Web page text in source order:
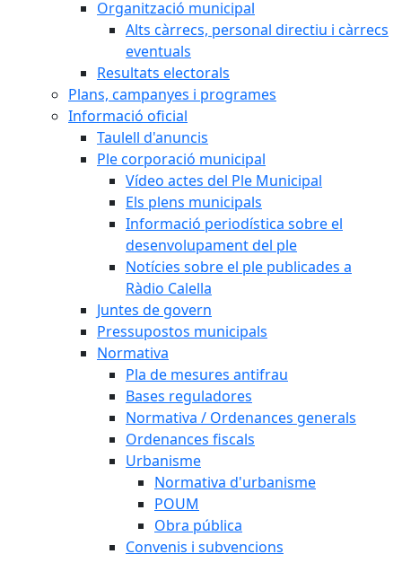
Organització municipal
Alts càrrecs, personal directiu i càrrecs
eventuals
Resultats electorals
Plans, campanyes i programes
Informació oficial
Taulell d'anuncis
Ple corporació municipal
Vídeo actes del Ple Municipal
Els plens municipals
Informació periodística sobre el
desenvolupament del ple
Notícies sobre el ple publicades a
Ràdio Calella
Juntes de govern
Pressupostos municipals
Normativa
Pla de mesures antifrau
Bases reguladores
Normativa / Ordenances generals
Ordenances fiscals
Urbanisme
Normativa d'urbanisme
POUM
Obra pública
Convenis i subvencions